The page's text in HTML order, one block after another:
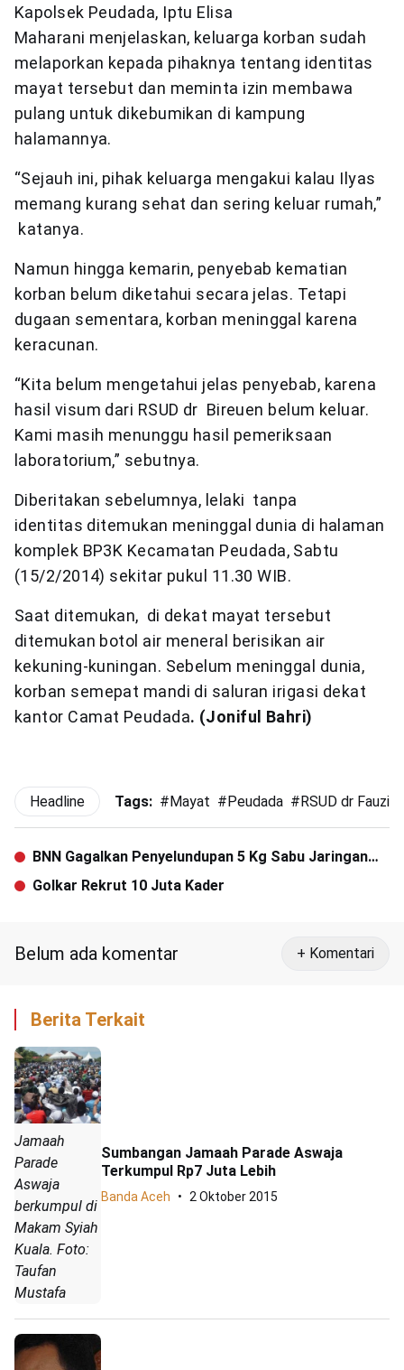
Kapolsek Peudada, Iptu Elisa
Maharani menjelaskan, keluarga korban sudah
melaporkan kepada pihaknya tentang identitas
mayat tersebut dan meminta izin membawa
pulang untuk dikebumikan di kampung
halamannya.
“Sejauh ini, pihak keluarga mengakui kalau Ilyas
memang kurang sehat dan sering keluar rumah,”
katanya.
Namun hingga kemarin, penyebab kematian
korban belum diketahui secara jelas. Tetapi
dugaan sementara, korban meninggal karena
keracunan.
“Kita belum mengetahui jelas penyebab, karena
hasil visum dari RSUD dr Bireuen belum keluar.
Kami masih menunggu hasil pemeriksaan
laboratorium,” sebutnya.
Diberitakan sebelumnya, lelaki tanpa
identitas ditemukan meninggal dunia di halaman
komplek BP3K Kecamatan Peudada, Sabtu
(15/2/2014) sekitar pukul 11.30 WIB.
Saat ditemukan, di dekat mayat tersebut
ditemukan botol air meneral berisikan air
kekuning-kuningan. Sebelum meninggal dunia,
korban semepat mandi di saluran irigasi dekat
kantor Camat Peudada. (Joniful Bahri)
Headline Tags: #Mayat #Peudada #RSUD dr Fauziah
BNN Gagalkan Penyelundupan 5 Kg Sabu Jaringan
Malaysia-Aceh
Golkar Rekrut 10 Juta Kader
Belum ada komentar + Komentari
Berita Terkait
Jamaah
Parade
Aswaja
berkumpul di
Makam Syiah
Kuala. Foto:
Taufan
Mustafa
Sumbangan Jamaah Parade Aswaja
Terkumpul Rp7 Juta Lebih
Banda Aceh 2 Oktober 2015